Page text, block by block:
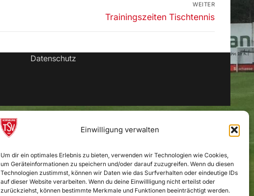
Einwilligung verwalten
Um dir ein optimales Erlebnis zu bieten, verwenden wir Technologien wie Cookies,
um Geräteinformationen zu speichern und/oder darauf zuzugreifen. Wenn du diesen
Technologien zustimmst, können wir Daten wie das Surfverhalten oder eindeutige IDs
auf dieser Website verarbeiten. Wenn du deine Einwillligung nicht erteilst oder
zurückziehst, können bestimmte Merkmale und Funktionen beeinträchtigt werden.
WEITER
Nächster
Trainingszeiten Tischtennis
Datenschutz